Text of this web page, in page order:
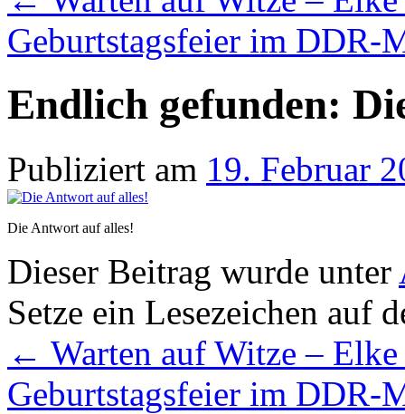
Geburtstagsfeier im DDR-
Endlich gefunden:
Publiziert am 19. Februar
Die Antwort auf alles!
Dieser Beitrag wurde unter
Setze ein Lesezeichen auf
← Warten auf Witze –
Geburtstagsfeier im DDR-